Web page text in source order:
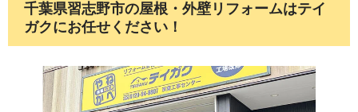
最後に屋根の頂部に換気棟を取り付けて工事が完
千葉県習志野市の屋根・外壁リフォームはテイ
ガクにお任せください！